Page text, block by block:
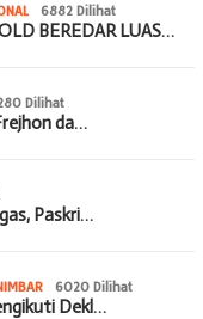
6882 Dilihat
BEREDAR LUAS…
Dilihat
da…
Paskri…
6020 Dilihat
Dekl…